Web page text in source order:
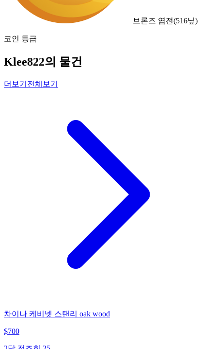
브론즈 엽전(516닢)
코인 등급
Klee822의 물건
더보기 전체보기
차이나 케비넷 스탠리 oak wood
$700